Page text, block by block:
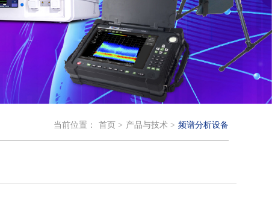
频谱分析设备
产品与技术 >
首页 >
当前位置：